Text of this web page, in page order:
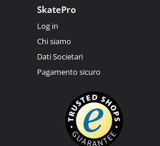
SkatePro
Log in
Chi siamo
Dati Societari
Pagamento sicuro